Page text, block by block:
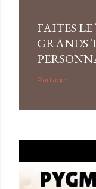
FAITES LE
GRANDS
Partager